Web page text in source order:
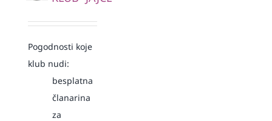
Pogodnosti koje
klub nudi:
besplatna
članarina
za